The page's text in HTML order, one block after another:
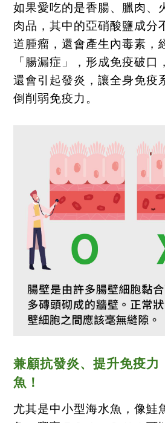
如果愛吃的是香腸、臘肉、
肉品，其中的亞硝酸鹽成分
道腫瘤，還會產生內毒素，
「腸漏症」，形成免疫破口
還會引起發炎，讓全身免疫
倒削弱免疫力。
兼顧抗發炎、提升免疫力
魚！
尤其是中小型海水魚，像鮭